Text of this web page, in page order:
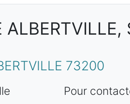
ALBERTVILLE,
73200
Pour